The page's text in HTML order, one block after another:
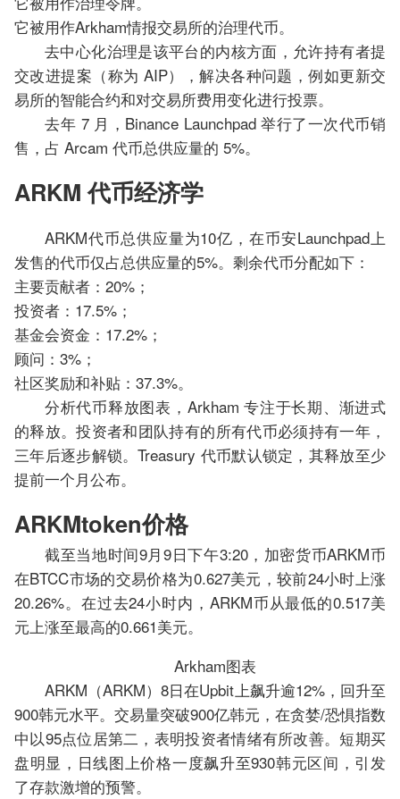
它被用作Arkham情报交易所的治理代币。
去中心化治理是该平台的内核方面，允许持有者提
交改进提案（称为 AIP），解决各种问题，例如更新交
易所的智能合约和对交易所费用变化进行投票。
去年 7 月，Binance Launchpad 举行了一次代币销
售，占 Arcam 代币总供应量的 5%。
ARKM 代币经济学
ARKM代币总供应量为10亿，在币安Launchpad上
发售的代币仅占总供应量的5%。剩余代币分配如下：
主要贡献者：20%；
投资者：17.5%；
基金会资金：17.2%；
顾问：3%；
社区奖励和补贴：37.3%。
分析代币释放图表，Arkham 专注于长期、渐进式
的释放。投资者和团队持有的所有代币必须持有一年，
三年后逐步解锁。Treasury 代币默认锁定，其释放至少
提前一个月公布。
ARKMtoken价格
截至当地时间9月9日下午3:20，加密货币ARKM币
在BTCC市场的交易价格为0.627美元，较前24小时上涨
20.26%。在过去24小时内，ARKM币从最低的0.517美
元上涨至最高的0.661美元。
Arkham图表
ARKM（ARKM）8日在Upbit上飙升逾12%，回升至
900韩元水平。交易量突破900亿韩元，在贪婪/恐惧指数
中以95点位居第二，表明投资者情绪有所改善。短期买
盘明显，日线图上价格一度飙升至930韩元区间，引发
了存款激增的预警。